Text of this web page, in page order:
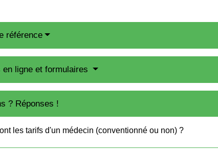
référence
en ligne et formulaires
? Réponses !
les tarifs d'un médecin (conventionné ou non) ?